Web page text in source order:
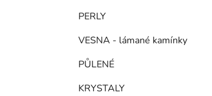
PERLY
VESNA - lámané kamínky
PŮLENÉ
KRYSTALY